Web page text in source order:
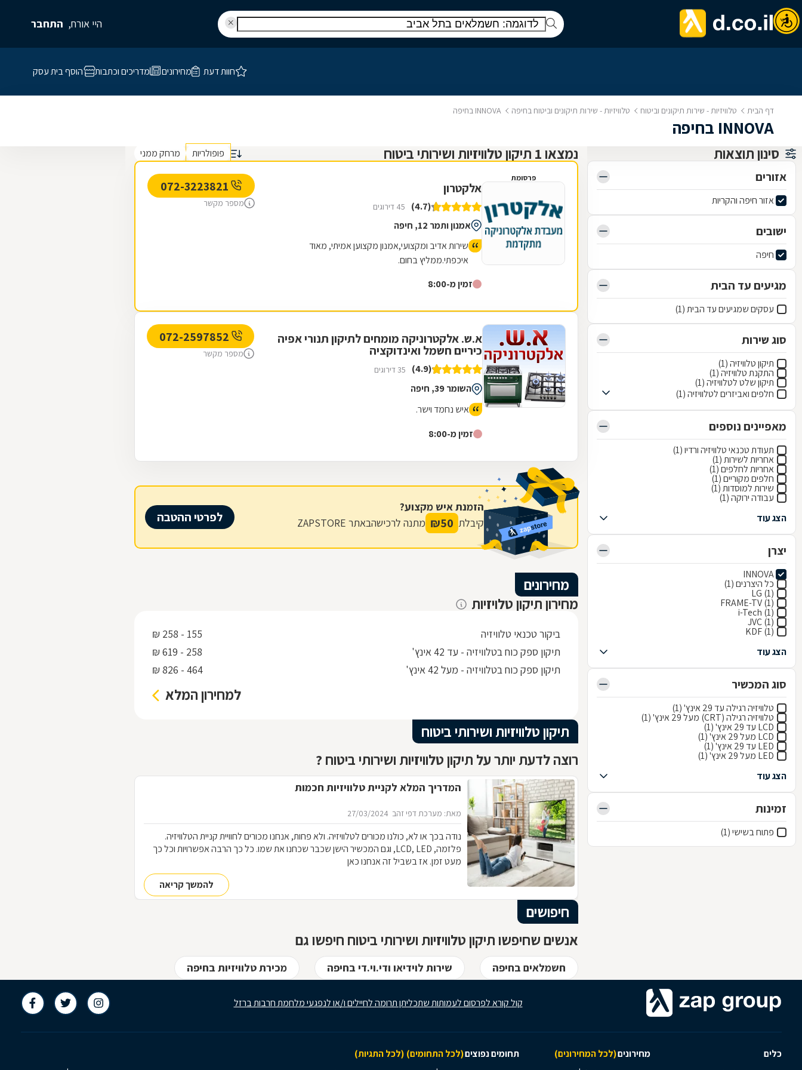
היי אורח, התחבר
חוות דעת מחירונים מדריכים וכתבות הוסף בית עסק
דף הבית טלוויזיות - שירות תיקונים וביטוח טלוויזיות - שירות תיקונים וביטוח בחיפה INNOVA בחיפה
INNOVA בחיפה
סינון תוצאות
אזורים
אזור חיפה והקריות
ישובים
חיפה
מגיעים עד הבית
עסקים שמגיעים עד הבית (1)
סוג שירות
תיקון טלוויזיה (1)
התקנת טלוויזיה (1)
תיקון שלט לטלוויזיה (1)
חלפים ואביזרים לטלוויזיה (1)
מאפיינים נוספים
תעודת טכנאי טלוויזיה ורדיו (1)
אחריות לשירות (1)
אחריות לחלפים (1)
חלפים מקוריים (1)
שירות למוסדות (1)
עבודה ירוקה (1)
הצג עוד
יצרן
INNOVA
כל היצרנים (1)
LG (1)
FRAME-TV (1)
i-Tech (1)
JVC (1)
KDF (1)
הצג עוד
סוג המכשיר
טלוויזיה רגילה עד 29 אינץ' (1)
טלוויזיה רגילה (CRT) מעל 29 אינץ' (1)
LCD עד 29 אינץ' (1)
LCD מעל 29 אינץ' (1)
LED עד 29 אינץ' (1)
LED מעל 29 אינץ' (1)
הצג עוד
זמינות
פתוח בשישי (1)
נמצאו 1 תיקון טלוויזיות ושירותי ביטוח פופולריות מרחק ממני
פרסומת
אלקטרון
(4.7) 45 דירוגים
אמנון ותמר 12, חיפה
שירות אדיב ומקצועי,אמנון מקצוען אמיתי, מאוד
איכפתי.ממליץ בחום.
זמין מ-8:00
מספר מקשר
א.ש. אלקטרוניקה מומחים לתיקון תנורי אפיה
כיריים חשמל ואינדוקציה
(4.9) 35 דירוגים
השומר 39, חיפה
איש נחמד וישר.
זמין מ-8:00
מספר מקשר
הזמנת איש מקצוע?
קיבלת 50
₪ מתנה לרכישהבאתר ZAPSTORE לפרטי ההטבה
מחירונים
מחירון תיקון טלויזיות
ביקור טכנאי טלוויזיה
155 - 258 ₪
תיקון ספק כוח בטלוויזיה - עד 42 אינץ'
258 - 619 ₪
תיקון ספק כוח בטלוויזיה - מעל 42 אינץ'
464 - 826 ₪
למחירון המלא
תיקון טלוויזיות ושירותי ביטוח
רוצה לדעת יותר על תיקון טלוויזיות ושירותי ביטוח ?
המדריך המלא לקניית טלוויזיות חכמות
מאת: מערכת דפי זהב 27/03/2024
נודה בכך או לא, כולנו מכורים לטלוויזיה. ולא פחות, אנחנו מכורים לחוויית קניית הטלוויזיה.
פלזמה, LCD, LED, וגם המכשיר הישן שכבר שכחנו את שמו. כל כך הרבה אפשרויות וכל כך
מעט זמן. אז בשביל זה אנחנו כאן
להמשך קריאה
חיפושים
אנשים שחיפשו תיקון טלוויזיות ושירותי ביטוח חיפשו גם
חשמלאים בחיפה שירות לוידיאו ודי.וי.די בחיפה מכירת טלוויזיות בחיפה
קול קורא לפרסום לעמותות שתכליתן תרומה לחיילים ו/או לנפגעי מלחמת חרבות ברזל
כלים מחירונים(לכל המחירונים) תחומים נפוצים(לכל התחומים) (לכל התגיות)